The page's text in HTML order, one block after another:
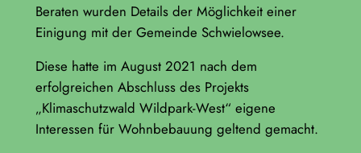
Beraten wurden Details der Möglichkeit einer
Einigung mit der Gemeinde Schwielowsee.
Diese hatte im August 2021 nach dem
erfolgreichen Abschluss des Projekts
„Klimaschutzwald Wildpark-West“ eigene
Interessen für Wohnbebauung geltend gemacht.